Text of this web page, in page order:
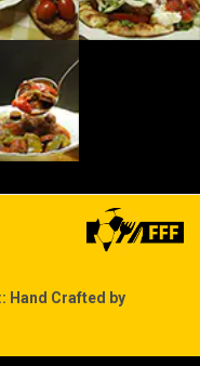
Hand Crafted by